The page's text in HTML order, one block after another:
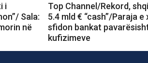
i
Sala:
në
Top Channel/Rekord,
5.4 mld € “cash”/Paraja e
sfidon bankat
kufizimeve